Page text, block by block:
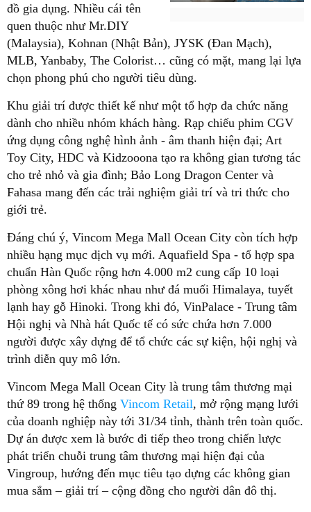
đồ gia dụng. Nhiều cái tên
quen thuộc như Mr.DIY
(Malaysia), Kohnan (Nhật Bản), JYSK (Đan Mạch),
MLB, Yanbaby, The Colorist… cũng có mặt, mang lại lựa
chọn phong phú cho người tiêu dùng.
Khu giải trí được thiết kế như một tổ hợp đa chức năng
dành cho nhiều nhóm khách hàng. Rạp chiếu phim CGV
ứng dụng công nghệ hình ảnh - âm thanh hiện đại; Art
Toy City, HDC và Kidzooona tạo ra không gian tương tác
cho trẻ nhỏ và gia đình; Bảo Long Dragon Center và
Fahasa mang đến các trải nghiệm giải trí và tri thức cho
giới trẻ.
Đáng chú ý, Vincom Mega Mall Ocean City còn tích hợp
nhiều hạng mục dịch vụ mới. Aquafield Spa - tổ hợp spa
chuẩn Hàn Quốc rộng hơn 4.000 m2 cung cấp 10 loại
phòng xông hơi khác nhau như đá muối Himalaya, tuyết
lạnh hay gỗ Hinoki. Trong khi đó, VinPalace - Trung tâm
Hội nghị và Nhà hát Quốc tế có sức chứa hơn 7.000
người được xây dựng để tổ chức các sự kiện, hội nghị và
trình diễn quy mô lớn.
Vincom Mega Mall Ocean City là trung tâm thương mại
thứ 89 trong hệ thống Vincom Retail, mở rộng mạng lưới
của doanh nghiệp này tới 31/34 tỉnh, thành trên toàn quốc.
Dự án được xem là bước đi tiếp theo trong chiến lược
phát triển chuỗi trung tâm thương mại hiện đại của
Vingroup, hướng đến mục tiêu tạo dựng các không gian
mua sắm – giải trí – cộng đồng cho người dân đô thị.